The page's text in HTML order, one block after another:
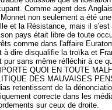
Comme agent des
non seulement a été
et la Résistance, mais il
pays était libre de toute
comme dans l'affaire
à dire disqualifie la troïka et
pur sans même réfléchir à ce
QUOI EN TOUTE
DES MAUVAISES
retentissent de la
correcte dans les
sur ceux de droite.